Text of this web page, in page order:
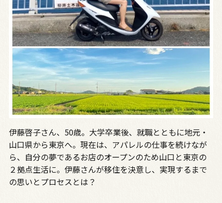
伊藤啓子さん、50歳。大学卒業後、就職とともに地元・
山口県から東京へ。現在は、アパレルの仕事を続けなが
ら、自分の夢であるお店のオープンのため山口と東京の
２拠点生活に。伊藤さんが移住を決意し、実現するまで
の思いとプロセスとは？